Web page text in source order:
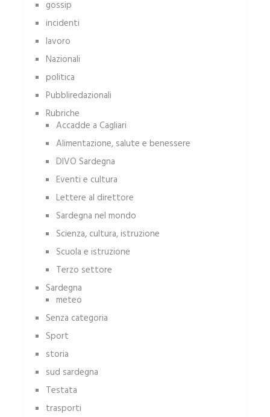
gossip
incidenti
lavoro
Nazionali
politica
Pubbliredazionali
Rubriche
Accadde a Cagliari
Alimentazione, salute e benessere
DIVO Sardegna
Eventi e cultura
Lettere al direttore
Sardegna nel mondo
Scienza, cultura, istruzione
Scuola e istruzione
Terzo settore
Sardegna
meteo
Senza categoria
Sport
storia
sud sardegna
Testata
trasporti